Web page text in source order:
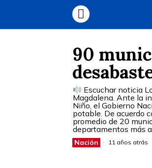
90
Escuchar noticia
Magdalena. Ante la
Niño, el Gobierno
potable. De acuerdo
promedio de 20
departamentos más
Nación 11 años atrás